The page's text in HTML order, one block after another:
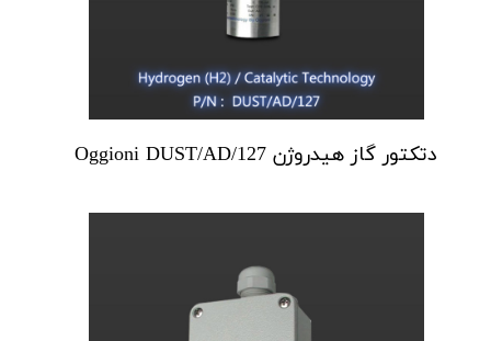
دتکتور گاز هیدروژن Oggioni DUST/AD/127